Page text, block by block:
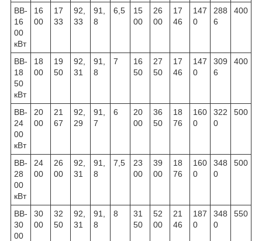
ВВ-
16
00
кВт
16
00
17
33
92,
33
91,
8
6,5
15
00
26
00
17
46
147
0
288
6
400
ВВ-
18
50
кВт
18
00
19
50
92,
31
91,
8
7
16
50
27
50
17
46
147
0
309
6
400
ВВ-
24
00
кВт
20
00
21
67
92,
29
91,
7
6
20
00
36
50
18
76
160
0
322
0
500
ВВ-
28
00
кВт
24
00
26
00
92,
31
91,
8
7,5
23
00
39
00
18
76
160
0
348
0
500
ВВ-
30
00
30
00
32
50
92,
31
91,
8
8
31
50
52
00
21
46
187
0
348
0
550